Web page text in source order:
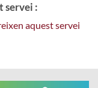
servei :
aquest servei